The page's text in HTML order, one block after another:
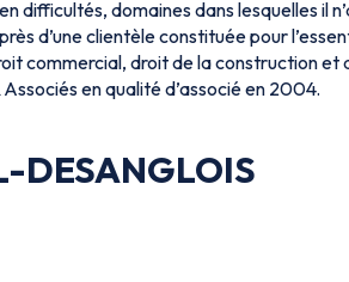
difficultés, domaines dans lesquelles il
d’une clientèle constituée pour
commercial, droit de la construction et
en qualité d’associé en 2004.
DESANGLOIS